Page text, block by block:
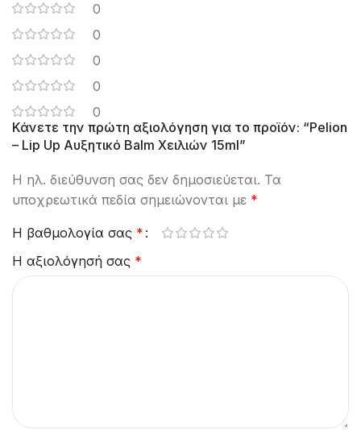
0
0
0
0
0
Κάνετε την πρώτη αξιολόγηση για το προϊόν: “Pelion
– Lip Up Aυξητικό Balm Χειλιών 15ml”
Η ηλ. διεύθυνση σας δεν δημοσιεύεται. Τα
υποχρεωτικά πεδία σημειώνονται με *
Η βαθμολογία σας *
Η αξιολόγησή σας *